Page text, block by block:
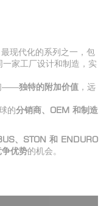
现代化的系列之一，包
一家工厂设计和制造，实
——独特的附加价值 ，远
的分销商、OEM 和制造
、STON 和 ENDURO
争优势的机会。